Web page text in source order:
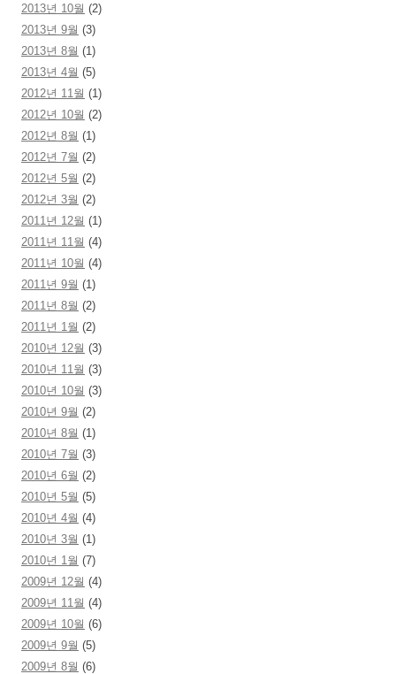
2013년 10월 (2)
2013년 9월 (3)
2013년 8월 (1)
2013년 4월 (5)
2012년 11월 (1)
2012년 10월 (2)
2012년 8월 (1)
2012년 7월 (2)
2012년 5월 (2)
2012년 3월 (2)
2011년 12월 (1)
2011년 11월 (4)
2011년 10월 (4)
2011년 9월 (1)
2011년 8월 (2)
2011년 1월 (2)
2010년 12월 (3)
2010년 11월 (3)
2010년 10월 (3)
2010년 9월 (2)
2010년 8월 (1)
2010년 7월 (3)
2010년 6월 (2)
2010년 5월 (5)
2010년 4월 (4)
2010년 3월 (1)
2010년 1월 (7)
2009년 12월 (4)
2009년 11월 (4)
2009년 10월 (6)
2009년 9월 (5)
2009년 8월 (6)